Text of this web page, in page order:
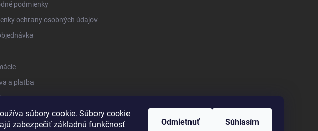
súbory cookie. Súbory cookie
zabezpečiť základnú funkčnosť
Odmietnuť Súhlasím
podmienky
ochrany osobných údajov
a platba